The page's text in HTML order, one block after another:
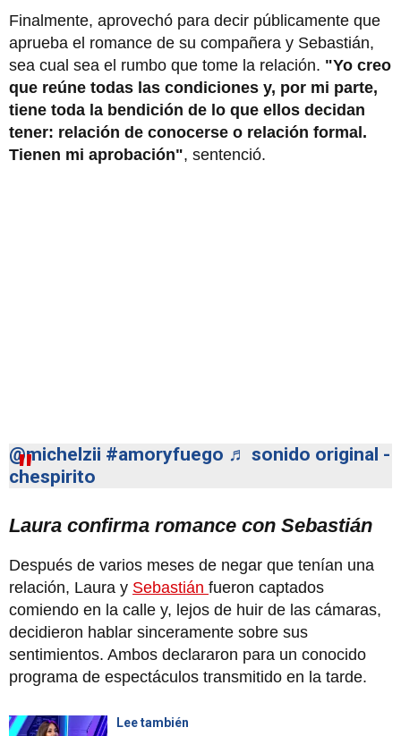
Finalmente, aprovechó para decir públicamente que
aprueba el romance de su compañera y Sebastián,
sea cual sea el rumbo que tome la relación. "Yo creo
que reúne todas las condiciones y, por mi parte,
tiene toda la bendición de lo que ellos decidan
tener: relación de conocerse o relación formal.
Tienen mi aprobación", sentenció.
@michelzii #amoryfuego ♬ sonido original -
chespirito
Laura confirma romance con Sebastián
Después de varios meses de negar que tenían una
relación, Laura y Sebastián fueron captados
comiendo en la calle y, lejos de huir de las cámaras,
decidieron hablar sinceramente sobre sus
sentimientos. Ambos declararon para un conocido
programa de espectáculos transmitido en la tarde.
Lee también